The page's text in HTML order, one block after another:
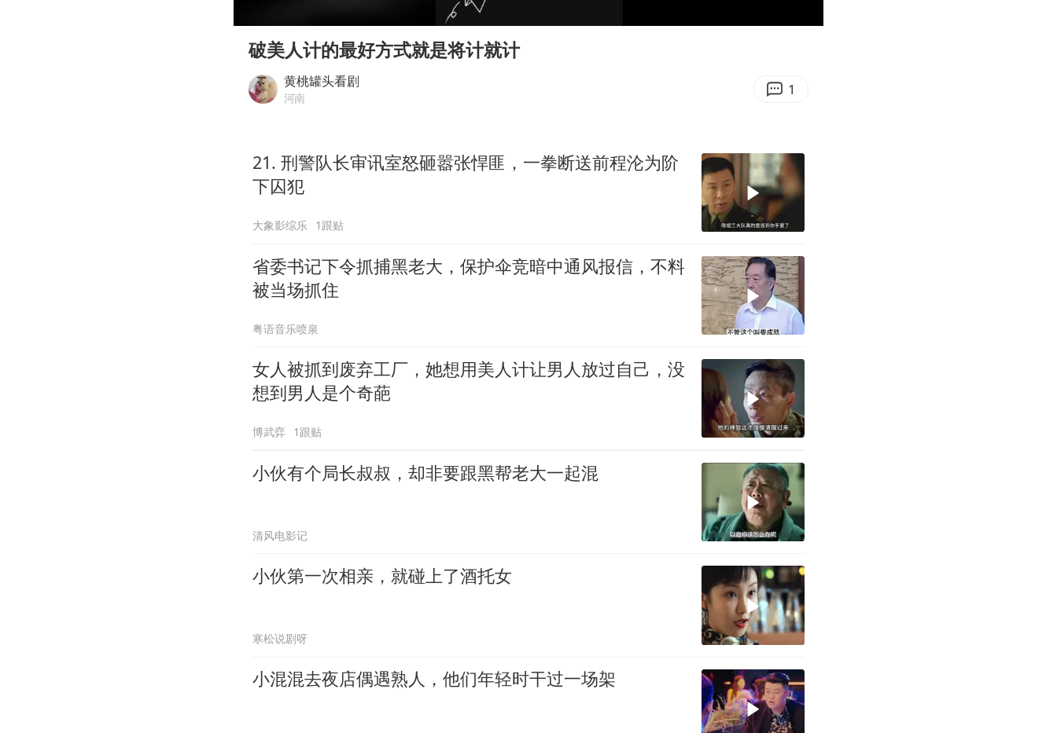
欧阳娜娜窦靖童好搭
中国女篮70-67险胜尼日利亚女篮
日本试射“战斧”导弹，国防部回应
破美人计的最好方式就是将计就计
黄桃罐头看剧
河南 1
21. 刑警队长审讯室怒砸嚣张悍匪，一拳断送前程沦为阶
下囚犯
大象影综乐 1跟贴
省委书记下令抓捕黑老大，保护伞竞暗中通风报信，不料
被当场抓住
粤语音乐喷泉
女人被抓到废弃工厂，她想用美人计让男人放过自己，没
想到男人是个奇葩
博武弈 1跟贴
小伙有个局长叔叔，却非要跟黑帮老大一起混
清风电影记
小伙第一次相亲，就碰上了酒托女
寒松说剧呀
小混混去夜店偶遇熟人，他们年轻时干过一场架